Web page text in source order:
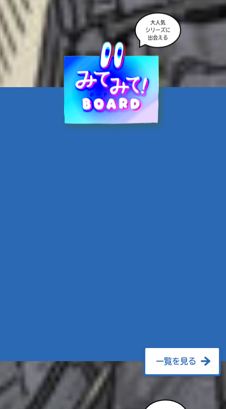
大人気
シリーズに
出会える
一覧を見る